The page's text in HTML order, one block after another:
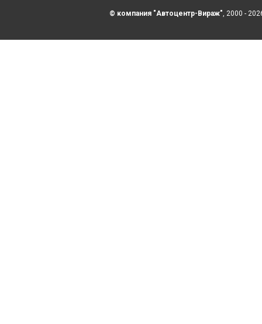
© компания "Автоцентр-Вираж", 2000 -